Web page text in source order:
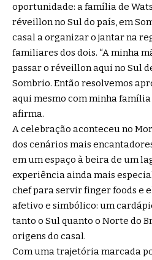
oportunidade: a família de
réveillon no Sul do país, em
casal a organizar o jantar na
familiares dos dois. “A minha
passar o réveillon aqui no Sul
Sombrio. Então resolvemos
aqui mesmo com minha família
afirma.
A celebração aconteceu no
dos cenários mais
em um espaço à beira de um
experiência ainda mais
chef para servir finger foods e
afetivo e simbólico: um
tanto o Sul quanto o Norte do
origens do casal.
Com uma trajetória marcada